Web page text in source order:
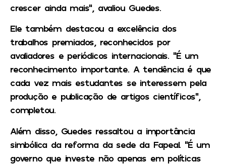
crescer ainda mais”, avaliou Guedes.
Ele também destacou a excelência dos
trabalhos premiados, reconhecidos por
avaliadores e periódicos internacionais. “É um
reconhecimento importante. A tendência é que
cada vez mais estudantes se interessem pela
produção e publicação de artigos científicos”,
completou.
Além disso, Guedes ressaltou a importância
simbólica da reforma da sede da Fapeal. “É um
governo que investe não apenas em políticas